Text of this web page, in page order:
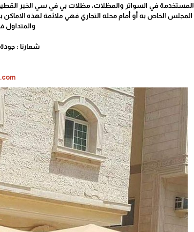
المستخدمة في السواتر والمظلات، مظلات بي في سي الخبر
المجلس الخاص به أو أمام محله التجاري فهي ملائمة لهذه الاماكن
والمتداول
شعارنا :